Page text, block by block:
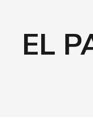
EL